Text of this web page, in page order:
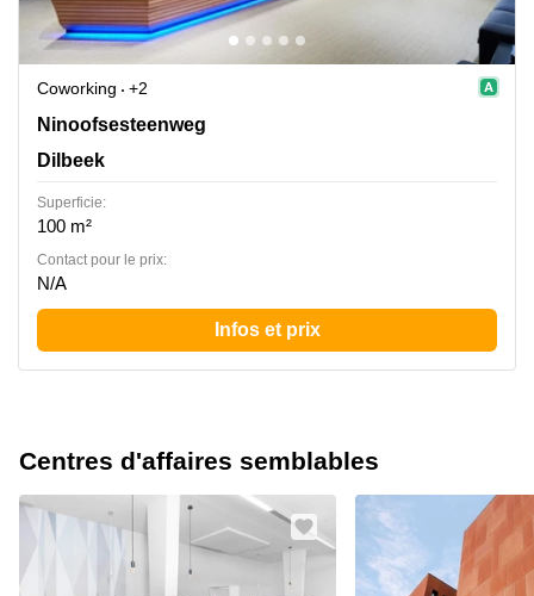
Coworking
+2
Ninoofsesteenweg 62/64, Dilbeek
Ninoofsesteenweg
Dilbeek
Superficie:
100 m²
Contact pour le prix:
N/A
Infos et prix
Centres d'affaires semblables